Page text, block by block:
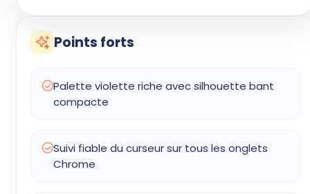
Points forts
Palette violette riche avec silhouette bant
compacte
Suivi fiable du curseur sur tous les onglets
Chrome